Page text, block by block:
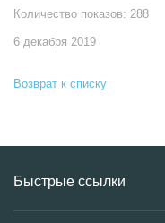
Количество показов: 288
6 декабря 2019
Возврат к списку
Быстрые ссылки